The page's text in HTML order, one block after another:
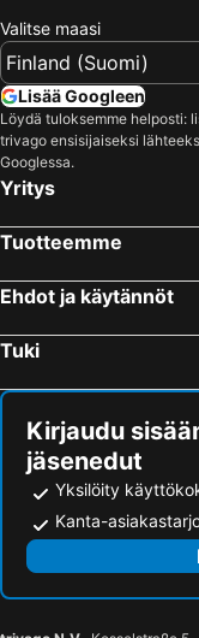
Valitse maasi
Lisää Googleen
Löydä tuloksemme helposti:
trivago ensisijaiseksi
Googlessa.
Yritys
Tuotteemme
Ehdot ja käytännöt
Tuki
Kirjaudu
jäsenedut
Yksilöity
Kanta-